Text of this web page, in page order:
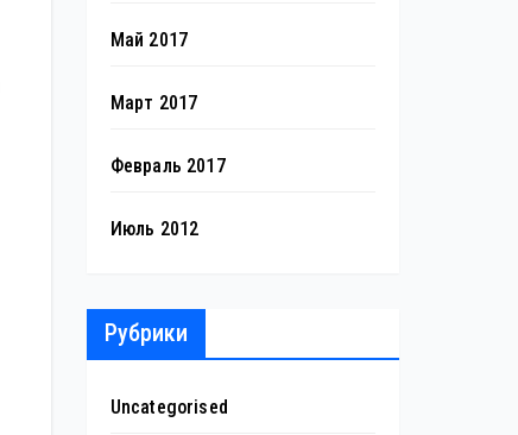
Май 2017
Март 2017
Февраль 2017
Июль 2012
Рубрики
Uncategorised